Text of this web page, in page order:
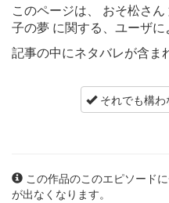
このページは、 おそ松さん
子の夢 に関する、ユーザに
記事の中にネタバレが含ま
それでも構わ
この作品のこのエピソード
が出なくなります。